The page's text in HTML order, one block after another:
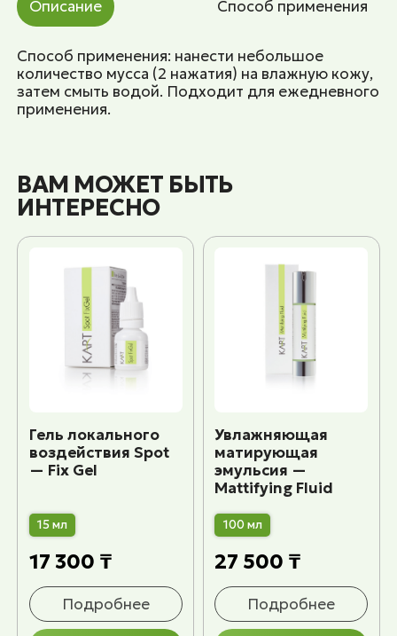
Описание Способ применения
Способ применения: нанести небольшое
количество мусса (2 нажатия) на влажную кожу,
затем смыть водой. Подходит для ежедневного
применения.
ВАМ МОЖЕТ БЫТЬ
ИНТЕРЕСНО
Гель локального
воздействия Spot
— Fix Gel
15 мл
17 300 ₸
Подробнее
Увлажняющая
матирующая
эмульсия —
Mattifying Fluid
100 мл
27 500 ₸
Подробнее